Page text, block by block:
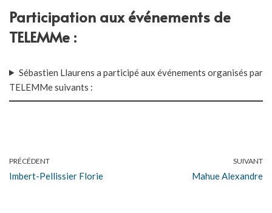
Participation aux événements de
TELEMMe :
Sébastien Llaurens a participé aux événements organisés par
TELEMMe suivants :
PRÉCÉDENT
Imbert-Pellissier Florie
SUIVANT
Mahue Alexandre